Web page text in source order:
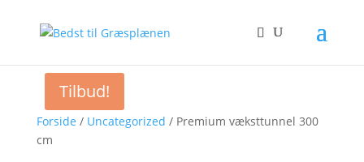
Forside / Uncategorized / Premium væksttunnel 300
cm
Tilbud!